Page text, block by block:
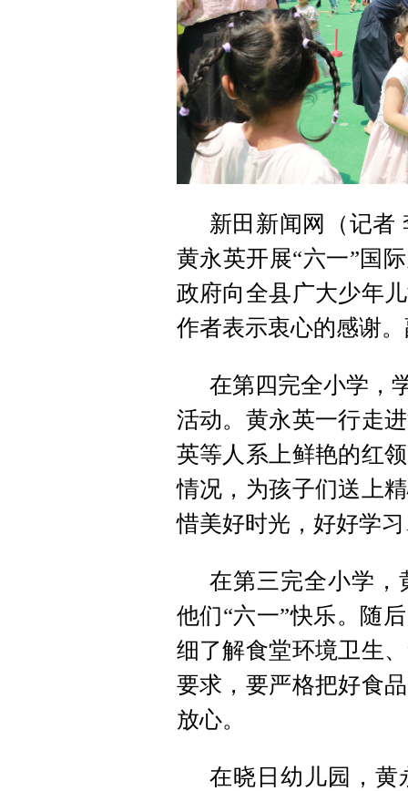
新田新闻网（记者
黄永英开展“六一”国
政府向全县广大少年
作者表示衷心的感谢
在第四完全小学，
活动。黄永英一行走
英等人系上鲜艳的红
情况，为孩子们送上
惜美好时光，好好学
在第三完全小学，
他们“六一”快乐。随
细了解食堂环境卫生
要求，要严格把好食
放心。
在晓日幼儿园，黄